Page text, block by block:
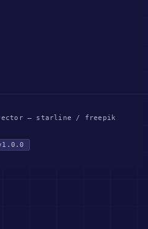
— starline / freepik